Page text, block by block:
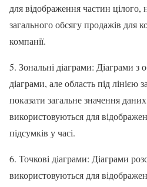
для відображення частин цілого,
загального обсягу продажів для
компанії.
5. Зональні діаграми: Діаграми з
діаграми, але область під лінією
показати загальне значення
використовуються для
підсумків у часі.
6. Точкові діаграми: Діаграми
використовуються для